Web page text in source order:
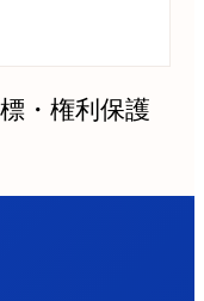
・権利保護